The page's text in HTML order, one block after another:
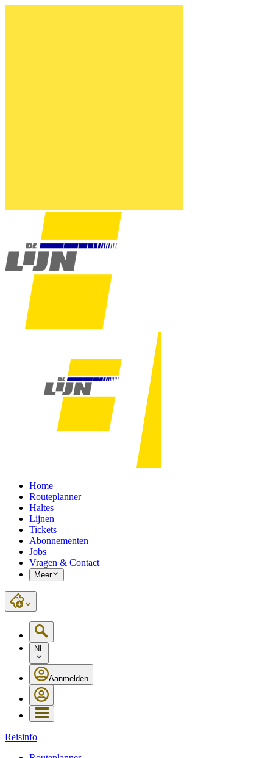
Home
Routeplanner
Haltes
Lijnen
Tickets
Abonnementen
Jobs
Vragen & Contact
Meer
NL
Aanmelden
Reisinfo